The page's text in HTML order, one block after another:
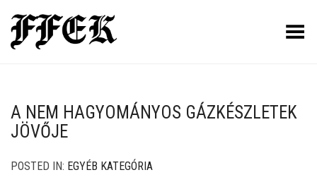
Toggle Menu
A NEM HAGYOMÁNYOS GÁZKÉSZLETEK
JÖVŐJE
POSTED IN: EGYÉB KATEGÓRIA